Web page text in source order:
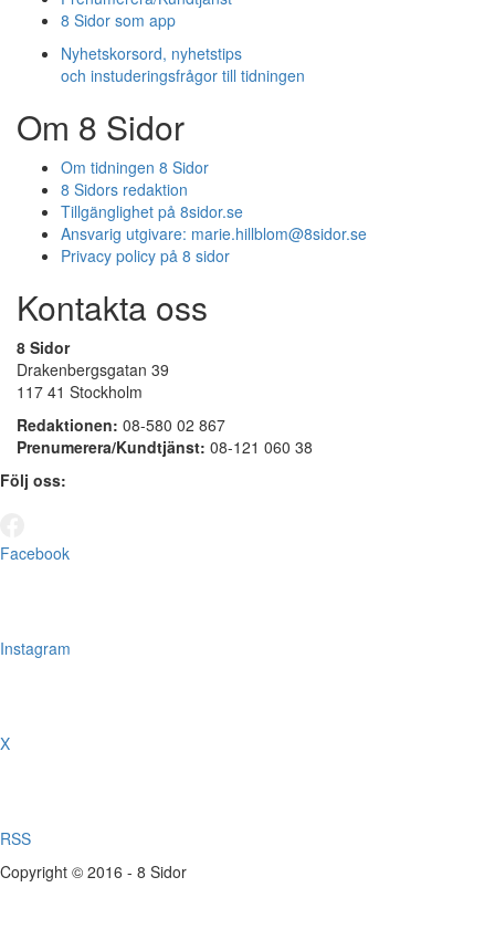
8 Sidor som app
Nyhetskorsord, nyhetstips
och instuderingsfrågor till tidningen
Om 8 Sidor
Om tidningen 8 Sidor
8 Sidors redaktion
Tillgänglighet på 8sidor.se
Ansvarig utgivare: marie.hillblom@8sidor.se
Privacy policy på 8 sidor
Kontakta oss
8 Sidor
Drakenbergsgatan 39
117 41 Stockholm
Redaktionen: 08-580 02 867
Prenumerera/Kundtjänst: 08-121 060 38
Följ oss:
Facebook
Instagram
X
RSS
Copyright © 2016 - 8 Sidor